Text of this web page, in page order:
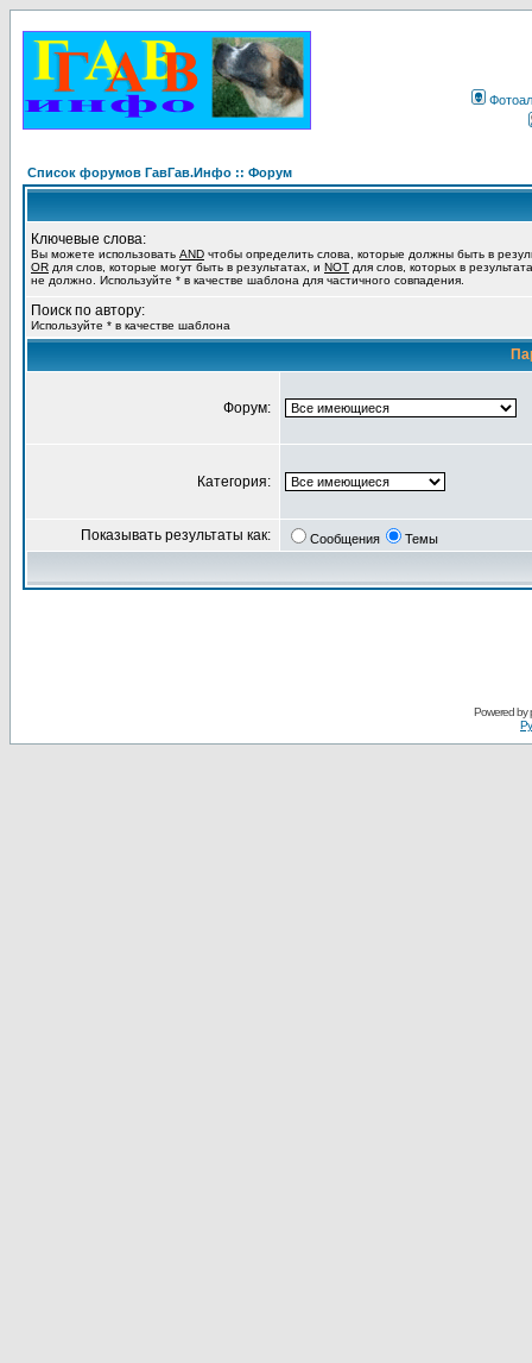
Список форумов ГавГав.Инфо :: Форум
Ключевые слова:
Вы можете использовать AND чтобы определить слова, которые должны быть в
OR для слов, которые могут быть в результатах, и NOT для слов, которых в
не должно. Используйте * в качестве шаблона для частичного совпадения.
Поиск по автору:
Используйте * в качестве шаблона
Форум:
Категория:
Показывать результаты как: Сообщения Темы
Powered by